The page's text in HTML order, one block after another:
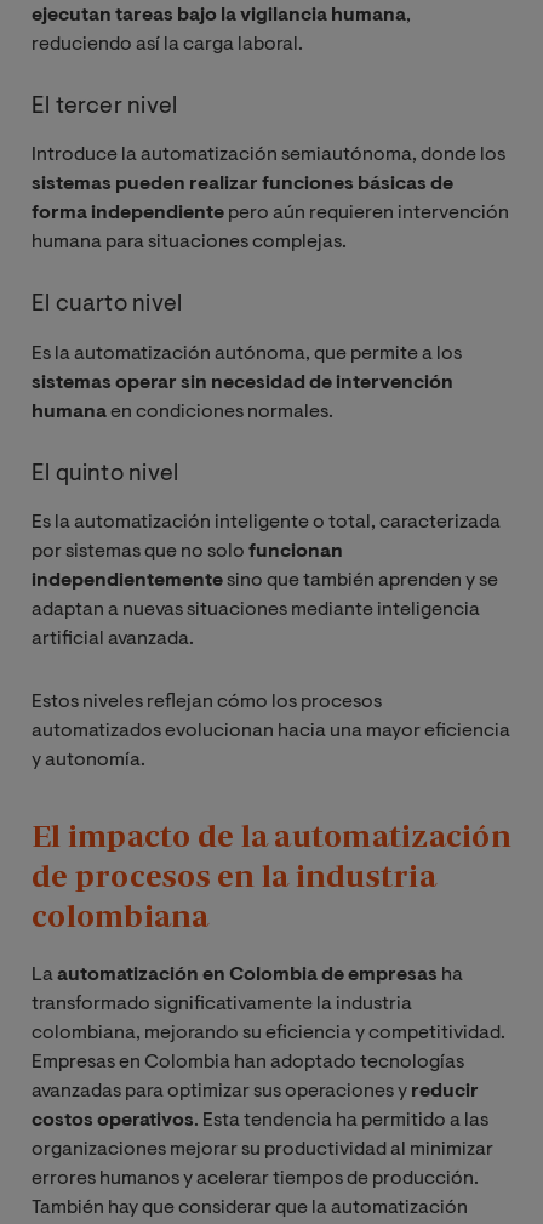
ejecutan tareas bajo la vigilancia humana,
reduciendo así la carga laboral.
El tercer nivel
Introduce la automatización semiautónoma, donde los
sistemas pueden realizar funciones básicas de
forma independiente pero aún requieren intervención
humana para situaciones complejas.
El cuarto nivel
Es la automatización autónoma, que permite a los
sistemas operar sin necesidad de intervención
humanaen condiciones normales.
El quinto nivel
Es la automatización inteligente o total, caracterizada
por sistemas que no solo funcionan
independientementesino que también aprenden y se
adaptan a nuevas situaciones mediante inteligencia
artificial avanzada.
Estos niveles reflejan cómo los procesos
automatizados evolucionan hacia una mayor eficiencia
y autonomía.
El impacto de la automatización
de procesos en la industria
colombiana
Laautomatización en Colombia de empresas ha
transformado significativamente la industria
colombiana, mejorando su eficiencia y competitividad.
Empresas en Colombia han adoptado tecnologías
avanzadas para optimizar sus operaciones y reducir
costos operativos. Esta tendencia ha permitido a las
organizaciones mejorar su productividad al minimizar
errores humanos y acelerar tiempos de producción.
También hay que considerar que la automatización